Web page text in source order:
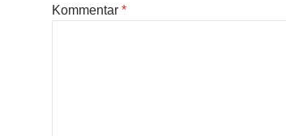
Kommentar *